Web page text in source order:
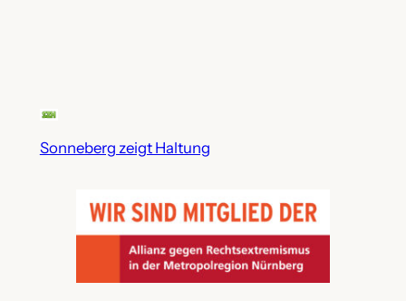
Sonneberg zeigt Haltung